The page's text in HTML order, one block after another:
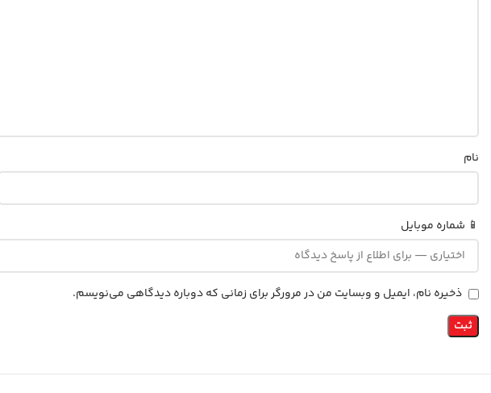
نام
📱 شماره موبایل
ذخیره نام، ایمیل و وبسایت من در مرورگر برای زمانی که دوباره دیدگاهی می‌نویسم.